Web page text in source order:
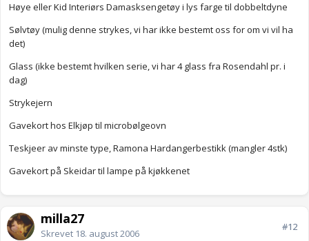
Høye eller Kid Interiørs Damasksengetøy i lys farge til dobbeltdyne
Sølvtøy (mulig denne strykes, vi har ikke bestemt oss for om vi vil ha
det)
Glass (ikke bestemt hvilken serie, vi har 4 glass fra Rosendahl pr. i
dag)
Strykejern
Gavekort hos Elkjøp til microbølgeovn
Teskjeer av minste type, Ramona Hardangerbestikk (mangler 4stk)
Gavekort på Skeidar til lampe på kjøkkenet
milla27
Skrevet 18. august 2006
#12